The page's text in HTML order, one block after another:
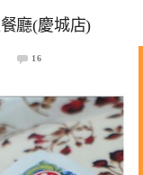
廳(慶城店)
16